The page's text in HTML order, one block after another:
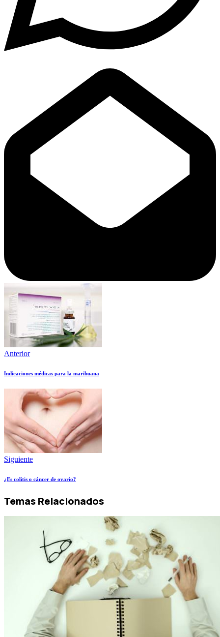
Anterior
Indicaciones médicas para la marihuana
Siguiente
¿Es colitis o cáncer de ovario?
Temas Relacionados